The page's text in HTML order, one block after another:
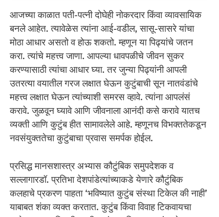
आजच्या काळात पती-पत्नी दोघेही नोकरदार किंवा व्यावसायिक
बनले आहेत. त्यावेळेस त्यांना आई-वडील, सासू-सासरे यांचा
मोठा आधार असतो व होऊ शकतो. म्हणून या पिढ्यांचे जतन
करा. त्यांचे महत्त्व जाणा. आपल्या धावपळीचे जीवन सुकर
करण्यासाठी त्यांचा आधार घ्या. तर जुन्या पिढ्यांनी आपली
उतरत्या वयातील गरज लक्षात घेऊन कुटुंबाची सून नातवंडांचे
महत्त्व लक्षात घेऊन त्यांच्याशी समरस व्हावे. त्यांना आपलंसं
करावे. जुळवून घ्यावे आणि जीवनाला आनंदी कसे करावे यातच
व्यक्ती आणि कुटुंब हीत सामावलेले आहे. म्हणूनच विभक्ततेकडून
नवसंयुक्ततेचा कुटुंबाचा प्रवास समर्पक होईल.
प्रसिद्ध मानसशास्त्र अभ्यास कौटुंबिक समुपदेशक व
सल्लागारडॉ. प्रतिभा देशपांडेत्यांच्याकडे येणारे कौटुंबिक
कलहाचे प्रकरण पाहता ‘भविष्यात कुटुंब संस्था टिकेल की नाही’
याबाबत शंका व्यक्त करतात. कुटुंब किंवा विवाह टिकवायचा